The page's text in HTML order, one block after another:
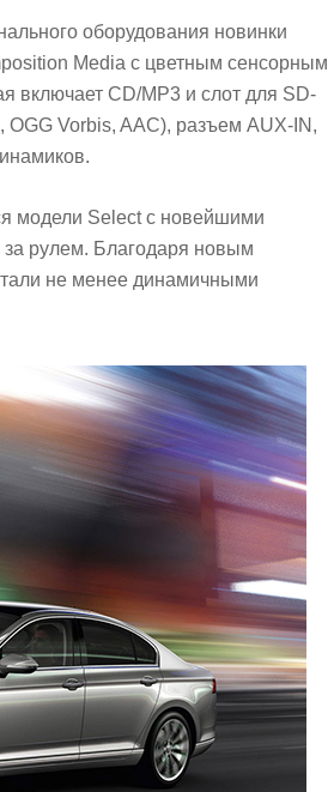
оборудования новинки
Media с цветным сенсорным
включает CD/MP3 и слот для SD-
OGG Vorbis, AAC), разъем AUX-IN,
модели Select с новейшими
рулем. Благодаря новым
не менее динамичными